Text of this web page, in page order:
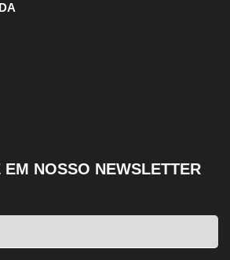
EM NOSSO NEWSLETTER